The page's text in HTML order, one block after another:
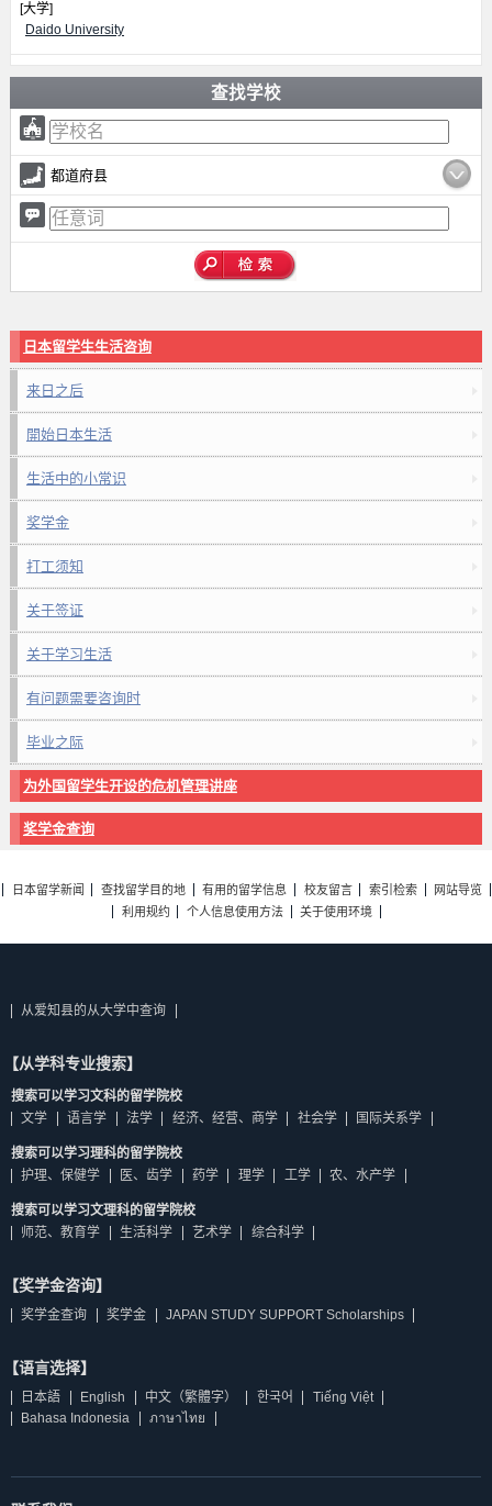
[大学]
Daido University
查找学校
都道府县
日本留学生生活咨询
来日之后
開始日本生活
生活中的小常识
奖学金
打工须知
关于签证
关于学习生活
有问题需要咨询时
毕业之际
为外国留学生开设的危机管理讲座
奖学金查询
日本留学新闻 查找留学目的地 有用的留学信息 校友留言 索引检索
网站导览
利用规约
个人信息使用方法 关于使用环境
从爱知县的从大学中查询
【从学科专业搜索】
搜索可以学习文科的留学院校
文学
语言学 法学 经济、经营、商学 社会学 国际关系学
搜索可以学习理科的留学院校
护理、保健学
医、齿学 药学 理学 工学 农、水产学
搜索可以学习文理科的留学院校
师范、教育学
生活科学 艺术学 综合科学
【奖学金咨询】
奖学金查询 奖学金 JAPAN STUDY SUPPORT Scholarships
【语言选择】
日本語 English 中文（繁體字） 한국어
Tiếng Việt
Bahasa Indonesia
ภาษาไทย